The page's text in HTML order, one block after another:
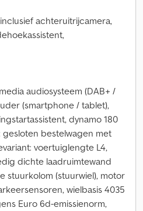
achteruitrijcamera,
audiosysteem (DAB+ /
(smartphone / tablet),
dynamo 180
bestelwagen met
voertuiglengte L4,
dichte laadruimtewand
stuurkolom (stuurwiel), motor
wielbasis 4035
Euro 6d-emissienorm,